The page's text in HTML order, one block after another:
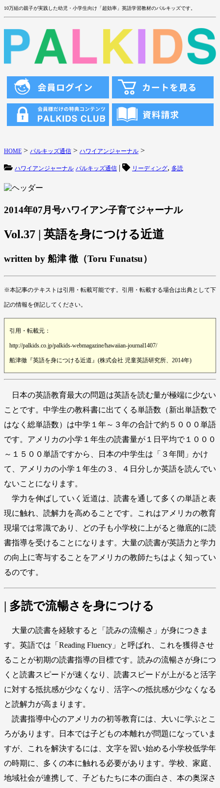
10万組の親子が実践した幼児・小学生向け「超効率」英語学習教材のパルキッズです。
HOME > パルキッズ通信 > ハワイアンジャーナル >
ハワイアンジャーナル パルキッズ通信 | リーディング, 多読
2014年07月号ハワイアン子育てジャーナル
Vol.37 | 英語を身につける近道
written by 船津 徹（Toru Funatsu）
※本記事のテキストは引用・転載可能です。引用・転載する場合は出典として下
記の情報を併記してください。
引用・転載元：
http://palkids.co.jp/palkids-webmagazine/hawaiian-journal1407/
船津徹『英語を身につける近道』(株式会社 児童英語研究所、2014年)
日本の英語教育最大の問題は英語を読む量が極端に少ない
ことです。中学生の教科書に出てくる単語数（新出単語数で
はなく総単語数）は中学１年～３年の合計で約５０００単語
です。アメリカの小学１年生の読書量が１日平均で１０００
～１５００単語ですから、日本の中学生は「３年間」かけ
て、アメリカの小学１年生の３、４日分しか英語を読んでい
ないことになります。
学力を伸ばしていく近道は、読書を通して多くの単語と表
現に触れ、読解力を高めることです。これはアメリカの教育
現場では常識であり、どの子も小学校に上がると徹底的に読
書指導を受けることになります。大量の読書が英語力と学力
の向上に寄与することをアメリカの教師たちはよく知ってい
るのです。
| 多読で流暢さを身につける
大量の読書を経験すると「読みの流暢さ」が身につきま
す。英語では「Reading Fluency」と呼ばれ、これを獲得させ
ることが初期の読書指導の目標です。読みの流暢さが身につ
くと読書スピードが速くなり、読書スピードが上がると活字
に対する抵抗感が少なくなり、活字への抵抗感が少なくなる
と読解力が高まります。
読書指導中心のアメリカの初等教育には、大いに学ぶとこ
ろがあります。日本では子どもの本離れが問題になっていま
すが、これを解決するには、文字を習い始める小学校低学年
の時期に、多くの本に触れる必要があります。学校、家庭、
地域社会が連携して、子どもたちに本の面白さ、本の奥深さ